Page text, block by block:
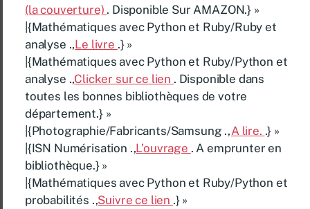
(la couverture) . Disponible Sur AMAZON.} »
|{Mathématiques avec Python et Ruby/Ruby et
analyse .,Le livre .} »
|{Mathématiques avec Python et Ruby/Python et
analyse .,Clicker sur ce lien . Disponible dans
toutes les bonnes bibliothèques de votre
département.} »
|{Photographie/Fabricants/Samsung .,A lire. .} »
|{ISN Numérisation .,L’ouvrage . A emprunter en
bibliothèque.} »
|{Mathématiques avec Python et Ruby/Python et
probabilités .,Suivre ce lien .} »